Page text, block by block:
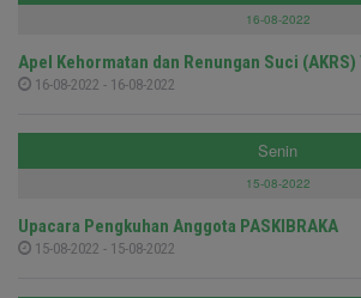
16-08-2022
Apel Kehormatan dan Renungan Suci (AKRS)
16-08-2022 - 16-08-2022
Senin
15-08-2022
Upacara Pengkuhan Anggota PASKIBRAKA
15-08-2022 - 15-08-2022